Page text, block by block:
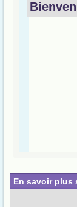
En savoir plus